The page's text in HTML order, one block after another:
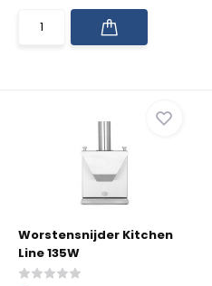
Worstensnijder Kitchen
Line 135W